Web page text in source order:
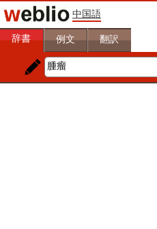
中国語
辞書 例文 翻訳